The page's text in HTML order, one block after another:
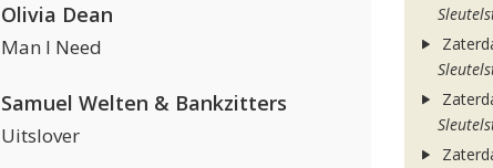
Olivia Dean
Man I Need
Samuel Welten & Bankzitters
Uitslover